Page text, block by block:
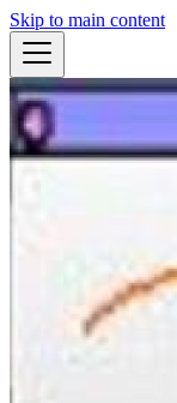
Skip to main content